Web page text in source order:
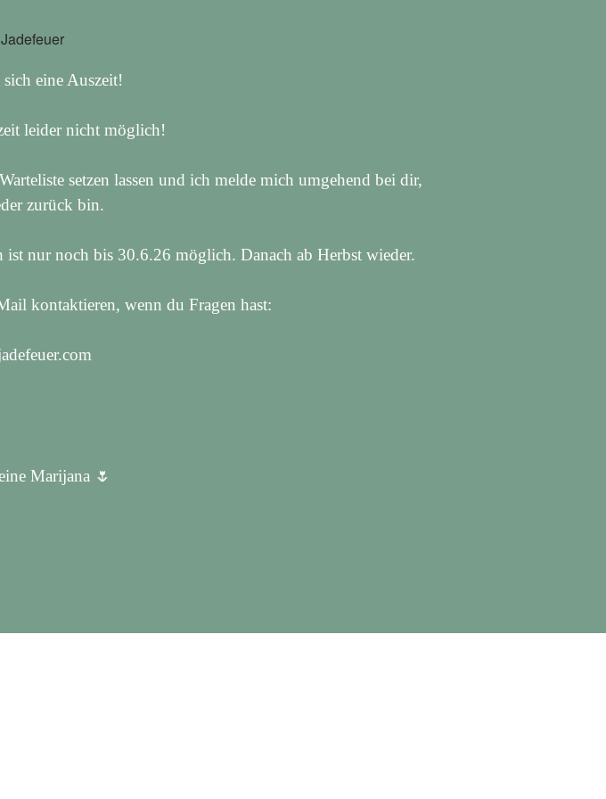
eine Auszeit!
leider nicht möglich!
setzen lassen und ich melde mich umgehend bei dir,
zurück bin.
nur noch bis 30.6.26 möglich. Danach ab Herbst wieder.
kontaktieren, wenn du Fragen hast:
Marijana 🌷